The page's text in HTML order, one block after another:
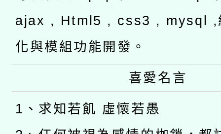
ajax , Html5 , css3 , mysql ,
化與模組功能開發。
喜愛名言
1、求知若飢 虛懷若愚